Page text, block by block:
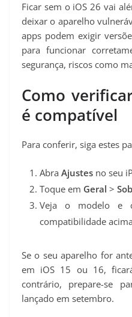
Ficar sem o iOS 26 vai
deixar o aparelho
apps podem exigir
para funcionar
segurança, riscos como
Como
é compatível
Para conferir, siga estes
Abra Ajustes no seu
Toque em Geral >
Veja o modelo e
compatibilidade
Se o seu aparelho for
em iOS 15 ou 16,
contrário, prepare-se
lançado em setembro.